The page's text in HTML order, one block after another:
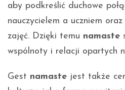
aby podkreślić duchowe
nauczycielem a uczniem
zajęć. Dzięki temu namaste
wspólnoty i relacji opartych
Gest namaste jest także